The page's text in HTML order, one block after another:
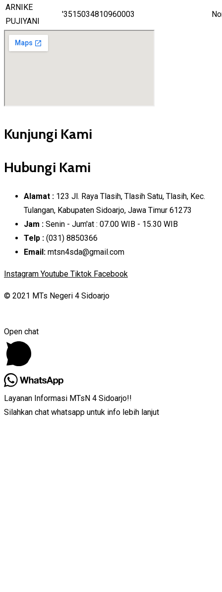
ARNIKE
PUJIYANI
'3515034810960003
Kunjungi Kami
Hubungi Kami
Alamat : 123 Jl. Raya Tlasih, Tlasih Satu, Tlasih, Kec.
Tulangan, Kabupaten Sidoarjo, Jawa Timur 61273
Jam : Senin - Jum'at : 07.00 WIB - 15.30 WIB
Telp : (031) 8850366
Email: mtsn4sda@gmail.com
Instagram Youtube Tiktok Facebook
© 2021 MTs Negeri 4 Sidoarjo
Open chat
Layanan Informasi MTsN 4 Sidoarjo!!
Silahkan chat whatsapp untuk info lebih lanjut